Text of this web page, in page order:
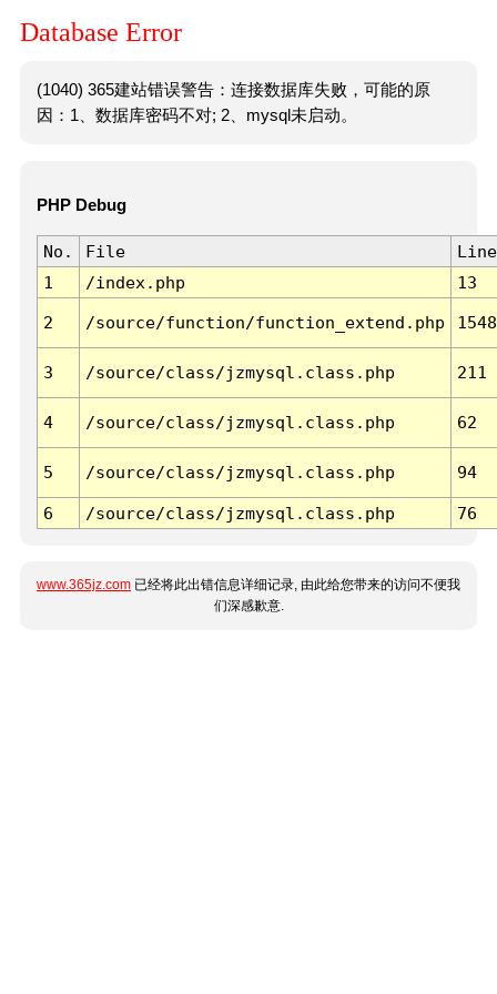
Database Error
(1040) 365建站错误警告：连接数据库失败，可能的原
因：1、数据库密码不对; 2、mysql未启动。
PHP Debug
No. File
Line
1
/index.php 13
2 /source/function/function_extend.php 1548
3 /source/class/jzmysql.class.php 211
4 /source/class/jzmysql.class.php 62
5 /source/class/jzmysql.class.php 94
6 /source/class/jzmysql.class.php 76
www.365jz.com 已经将此出错信息详细记录, 由此给您带来的访问不便我
们深感歉意.